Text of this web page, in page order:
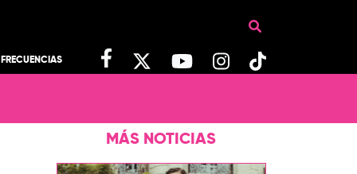
FRECUENCIAS
MÁS NOTICIAS